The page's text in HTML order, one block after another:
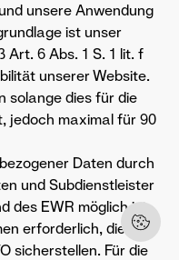
unsere Anwendung
ist unser
6 Abs. 1 S. 1 lit. f
unserer Website.
solange dies für die
jedoch maximal für 90
Daten durch
und Subdienstleister
des EWR möglich ist,
erforderlich, die das
sicherstellen. Für die